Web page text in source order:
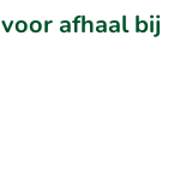
afhaal bij